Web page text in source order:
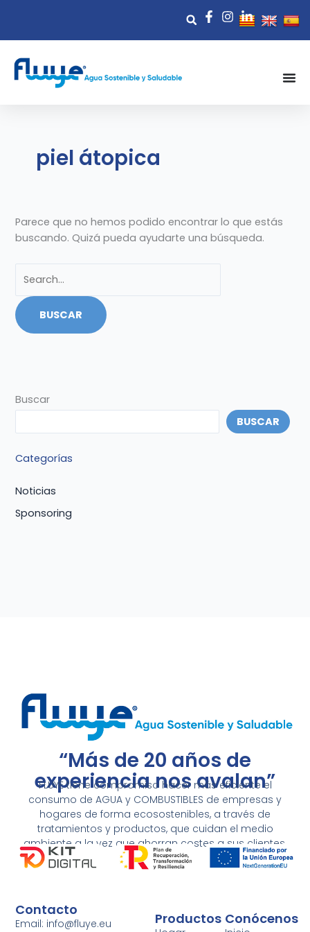
contenido
Buscar
piel átopica
Parece que no hemos podido encontrar lo que estás
buscando. Quizá pueda ayudarte una búsqueda.
Buscar
BUSCAR
Categorías
Noticias
Sponsoring
“Más de 20 años de
experiencia nos avalan”
FLUYE tiene compromiso hacer más eficiente el
consumo de AGUA y COMBUSTIBLES de empresas y
hogares de forma ecosostenibles, a través de
tratamientos y productos, que cuidan el medio
ambiente a la vez que ahorran costes a sus clientes.
Contacto
Email: info@fluye.eu
Productos Conócenos